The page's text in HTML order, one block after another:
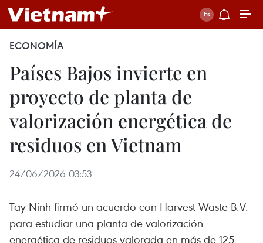
ECONOMÍA
Países Bajos invierte en
proyecto de planta de
valorización energética de
residuos en Vietnam
24/06/2026 03:53
Tay Ninh firmó un acuerdo con Harvest Waste B.V.
para estudiar una planta de valorización
energética de residuos valorada en más de 125